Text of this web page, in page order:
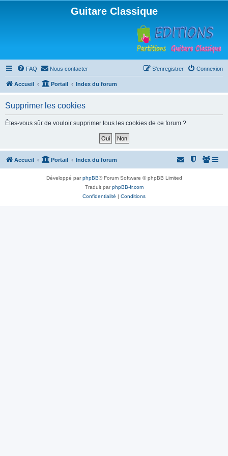
Guitare Classique
FAQ Nous contacter Connexion
S’enregistrer
Accueil Portail Index du forum
Supprimer les cookies
Êtes-vous sûr de vouloir supprimer tous les cookies de ce forum ?
Accueil Portail Index du forum
Développé parphpBB® Forum Software © phpBB Limited
Traduit parphpBB-fr.com
Confidentialité | Conditions